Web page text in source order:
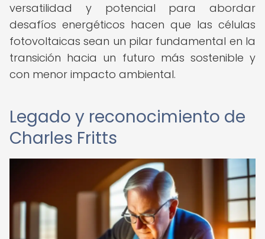
versatilidad y potencial para abordar
desafíos energéticos hacen que las células
fotovoltaicas sean un pilar fundamental en la
transición hacia un futuro más sostenible y
con menor impacto ambiental.
Legado y reconocimiento de
Charles Fritts